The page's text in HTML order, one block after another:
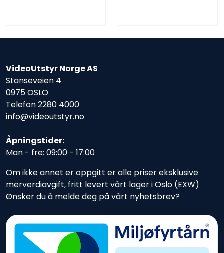
VideoUtstyr Norge AS
Stanseveien 4
0975 OSLO
Telefon2280 4000
info@videoutstyr.no
Åpningstider:
Man - fre: 09:00 - 17:00
Om ikke annet er oppgitt er alle priser eksklusive
merverdiavgift, fritt levert vårt lager i Oslo (EXW)
Ønsker du å melde deg på vårt nyhetsbrev?